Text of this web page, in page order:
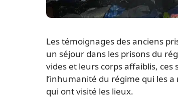
Les témoignages des anciens
un séjour dans les prisons du
vides et leurs corps affaiblis,
l’inhumanité du régime qui les
qui ont visité les lieux.